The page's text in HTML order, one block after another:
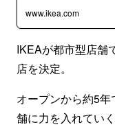
www.ikea.com
IKEAが都市型店舗
店を決定。
オープンから約5
舗に力を入れていく